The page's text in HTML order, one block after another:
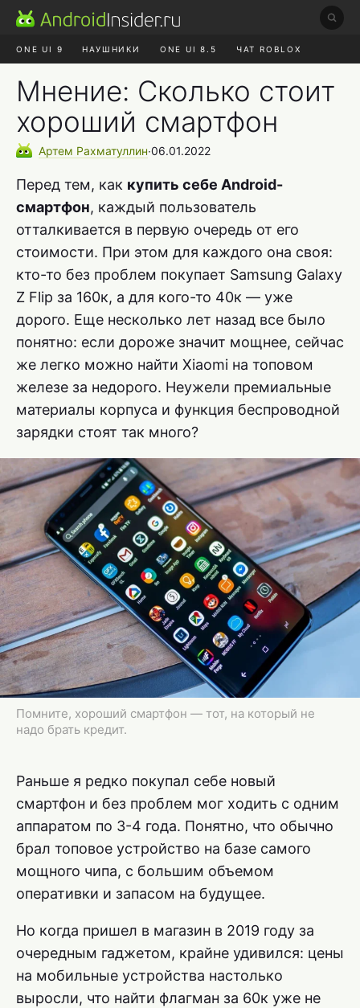
ONE UI 9 НАУШНИКИ ONE UI 8.5 ЧАТ ROBLOX
Мнение: Сколько стоит
хороший смартфон
Артем Рахматуллин∙06.01.2022
Перед тем, как купить себе Android-
смартфон, каждый пользователь
отталкивается в первую очередь от его
стоимости. При этом для каждого она своя:
кто-то без проблем покупает Samsung Galaxy
Z Flip за 160к, а для кого-то 40к — уже
дорого. Еще несколько лет назад все было
понятно: если дороже значит мощнее, сейчас
же легко можно найти Xiaomi на топовом
железе за недорого. Неужели премиальные
материалы корпуса и функция беспроводной
зарядки стоят так много?
Помните, хороший смартфон — тот, на который не
надо брать кредит.
Раньше я редко покупал себе новый
смартфон и без проблем мог ходить с одним
аппаратом по 3-4 года. Понятно, что обычно
брал топовое устройство на базе самого
мощного чипа, с большим объемом
оперативки и запасом на будущее.
Но когда пришел в магазин в 2019 году за
очередным гаджетом, крайне удивился: цены
на мобильные устройства настолько
выросли, что найти флагман за 60к уже не